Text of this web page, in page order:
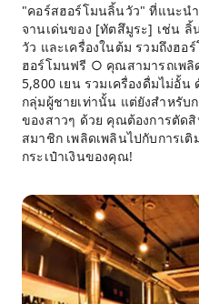
"คอร์สฮอร์โมนลิ้นวัว" ที่แนะน
จานเด่นของ [ทัตสึมูระ] เช่น
วัว และเครื่องในต้ม รวมถึงฮอ
ฮอร์โมนฟรี ○ คุณสามารถเพลิ
5,800 เยน รวมเครื่องดื่มไม่อั้
กลุ่มผู้ชายเท่านั้น แต่ยังสำหรับ
ของสาวๆ ด้วย คุณต้องการตัด
สมาชิก เพลิดเพลินไปกับการเ
กระเป๋าเงินของคุณ!